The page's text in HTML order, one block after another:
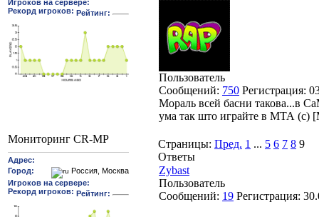
Мониторинг CR-MP
Пользователь
Сообщений: 750 Регистрация:
Мораль всей басни такова...в
ума так што играйте в МТА (с)
Страницы: Пред. 1 ... 5 6 7 8 9
Ответы
Zybast
Пользователь
Сообщений: 19 Регистрация: